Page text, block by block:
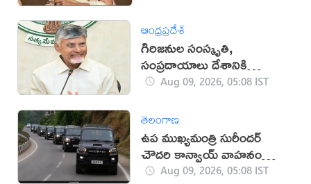
ఆంధ్రప్రదేశ్
గిరిజనుల సంస్కృతి,
సంప్రదాయాలు దేశానికి
గర్వకారణం: సీఎం చంద్రబాబు
Aug 09, 2026, 05:08 IST
తెలంగాణ
ఉప ముఖ్యమంత్రి సురీందర్
చౌదరి కాన్వాయ్ వాహనం
ఢీకొని వ్యక్తి మృతి!
Aug 09, 2026, 05:08 IST